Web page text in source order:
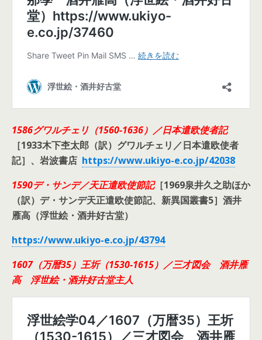
1586グワルチェリ（1560-1636）／日本遣欧使者記
［1933木下杢太郎（訳）グワルチェリ／日本遣欧使者
記］、岩波書店 https://www.ukiyo-e.co.jp/42038
1590デ・サンデ／天正遣欧使節記［1969泉井久之助ほか
（訳）デ・サンデ天正遣欧使節記、新異国叢書5］酒井
雁高（浮世絵・酒井好古堂）
https://www.ukiyo-e.co.jp/43794
1607（万暦35）王圻（1530-1615）／三才図会 酒井雁
高 浮世絵・酒井好古堂主人